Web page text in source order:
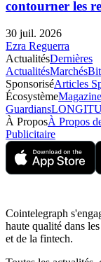
contourner les
30 juil. 2026
Ezra Reguerra
ActualitésDernières
ActualitésMarchés
SponsoriséArticles
ÉcosystèmeMagazine
Guardians
À ProposÀ Propos
Publicitaire
Cointelegraph
haute qualité dans
et de la fintech.